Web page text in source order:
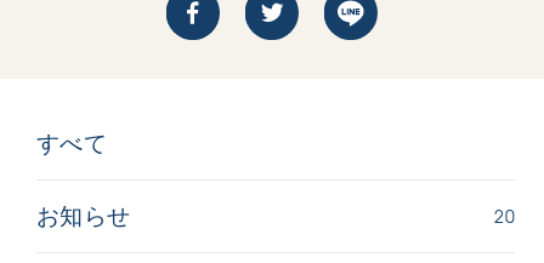
すべて
お知らせ 20